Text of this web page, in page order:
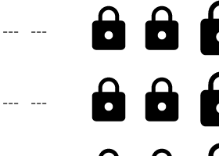
--- ---
--- ---